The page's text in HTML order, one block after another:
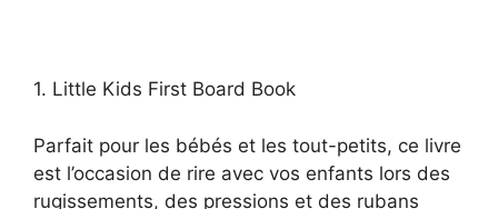
1. Little Kids First Board Book
Parfait pour les bébés et les tout-petits, ce livre
est l’occasion de rire avec vos enfants lors des
rugissements, des pressions et des rubans